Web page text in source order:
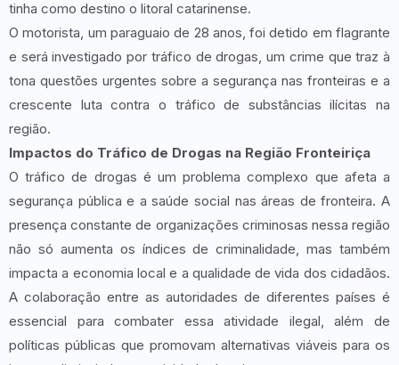
tinha como destino o litoral catarinense.
O motorista, um paraguaio de 28 anos, foi detido em flagrante
e será investigado por tráfico de drogas, um crime que traz à
tona questões urgentes sobre a segurança nas fronteiras e a
crescente luta contra o tráfico de substâncias ilícitas na
região.
Impactos do Tráfico de Drogas na Região Fronteiriça
O tráfico de drogas é um problema complexo que afeta a
segurança pública e a saúde social nas áreas de fronteira. A
presença constante de organizações criminosas nessa região
não só aumenta os índices de criminalidade, mas também
impacta a economia local e a qualidade de vida dos cidadãos.
A colaboração entre as autoridades de diferentes países é
essencial para combater essa atividade ilegal, além de
políticas públicas que promovam alternativas viáveis para os